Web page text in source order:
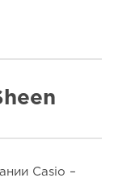
Casio –